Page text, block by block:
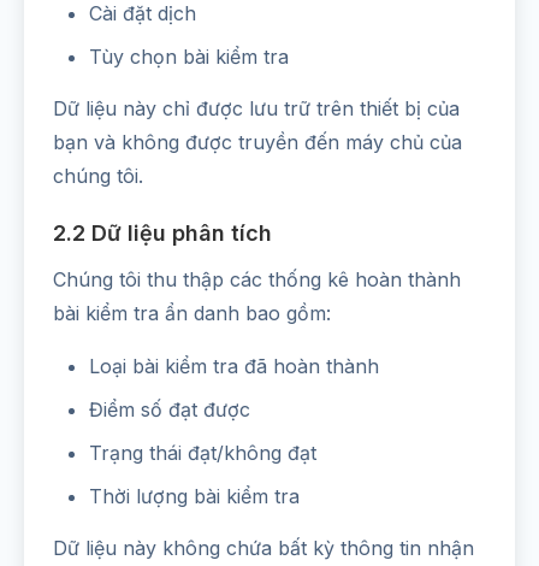
Cài đặt dịch
Tùy chọn bài kiểm tra
Dữ liệu này chỉ được lưu trữ trên thiết bị của
bạn và không được truyền đến máy chủ của
chúng tôi.
2.2 Dữ liệu phân tích
Chúng tôi thu thập các thống kê hoàn thành
bài kiểm tra ẩn danh bao gồm:
Loại bài kiểm tra đã hoàn thành
Điểm số đạt được
Trạng thái đạt/không đạt
Thời lượng bài kiểm tra
Dữ liệu này không chứa bất kỳ thông tin nhận